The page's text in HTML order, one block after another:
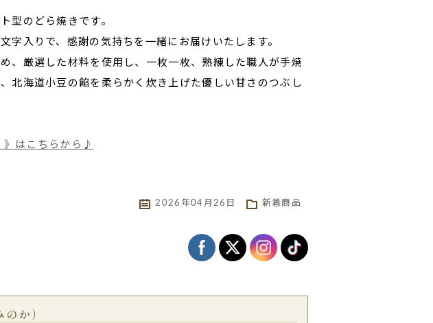
型のどら焼きです。
字入りで、感謝の気持ちを一緒にお届けいたします。
、厳選した材料を使用し、一枚一枚、熟練した職人が手焼
北海道小豆の餡を柔らかく炊き上げた優しい甘さのつぶし
》はこちらから♪
2026年04月26日 新着商品
か）